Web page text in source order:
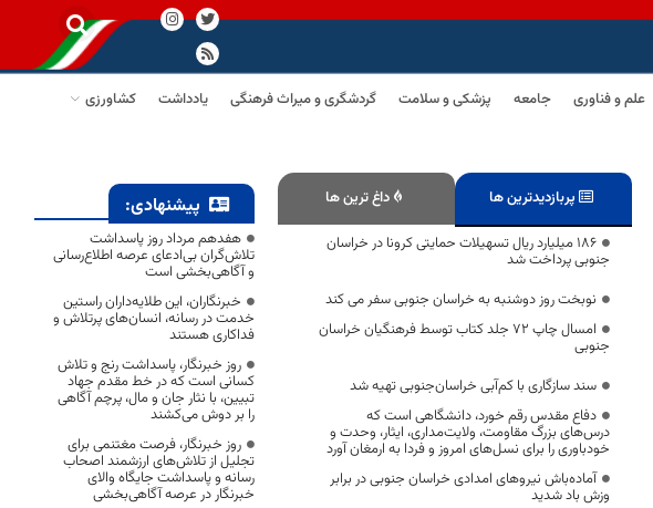
علم و فناوری جامعه پزشکی و سلامت گردشگری و میراث فرهنگی یادداشت
کشاورزی
پربازدیدترین ها داغ ترین ها
۱۸۶ میلیارد ریال تسهیلات حمایتی کرونا در خراسان
جنوبی پرداخت شد
نوبخت روز دوشنبه به خراسان جنوبی سفر می کند
امسال چاپ ۷۲ جلد کتاب توسط فرهنگیان خراسان
جنوبی
سند سازگاری با کم‌آبی خراسان‌جنوبی تهیه شد
دفاع مقدس رقم خورد، دانشگاهی است که
درس‌های بزرگ مقاومت، ولایت‌مداری، ایثار، وحدت و
خودباوری را برای نسل‌های امروز و فردا به ارمغان آورد
آماده‌باش نیروهای امدادی خراسان جنوبی در برابر
وزش باد شدید
پیشنهادی:
هفدهم مرداد روز پاسداشت
تلاش‌گران بی‌ادعای عرصه اطلاع‌رسانی
و آگاهی‌بخشی است
خبرنگاران، این طلایه‌داران راستین
خدمت در رسانه، انسان‌های پرتلاش و
فداکاری هستند
روز خبرنگار، پاسداشت رنج و تلاش
کسانی است که در خط مقدم جهاد
تبیین، با نثار جان و مال، پرچم آگاهی
را بر دوش می‌کشند
روز خبرنگار، فرصت مغتنمی برای
تجلیل از تلاش‌های ارزشمند اصحاب
رسانه و پاسداشت جایگاه والای
خبرنگار در عرصه آگاهی‌بخشی